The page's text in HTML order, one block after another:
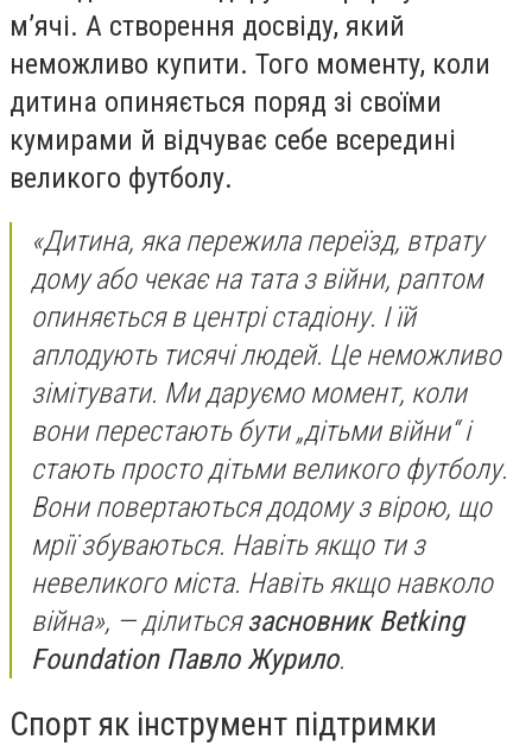
м’ячі. А створення досвіду, який
неможливо купити. Того моменту, коли
дитина опиняється поряд зі своїми
кумирами й відчуває себе всередині
великого футболу.
«Дитина, яка пережила переїзд, втрату
дому або чекає на тата з війни, раптом
опиняється в центрі стадіону. І їй
аплодують тисячі людей. Це неможливо
зімітувати. Ми даруємо момент, коли
вони перестають бути „дітьми війни“ і
стають просто дітьми великого футболу.
Вони повертаються додому з вірою, що
мрії збуваються. Навіть якщо ти з
невеликого міста. Навіть якщо навколо
війна», — ділитьсязасновник Betking
Foundation Павло Журило.
Спорт як інструмент підтримки